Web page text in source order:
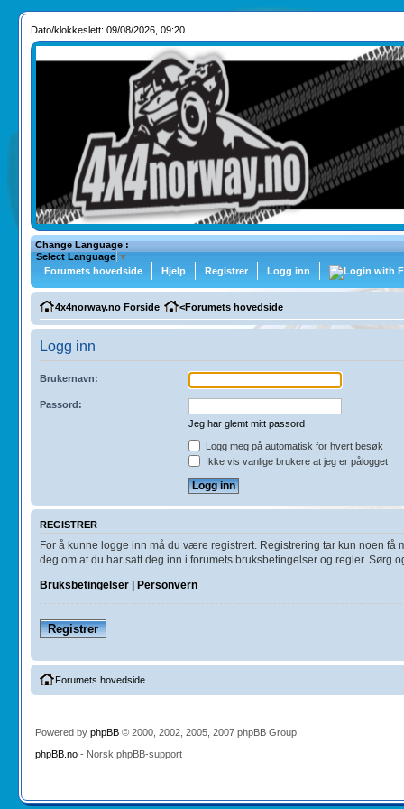
Dato/klokkeslett: 09/08/2026, 09:20
Change Language :
Select Language ▼
Forumets hovedside
Hjelp Registrer Logg inn
4x4norway.no Forside <Forumets hovedside
Logg inn
Brukernavn:
Passord:
Jeg har glemt mitt passord
Logg meg på automatisk for hvert besøk
Ikke vis vanlige brukere at jeg er pålogget
REGISTRER
For å kunne logge inn må du være registrert. Registrering tar kun noen få
deg om at du har satt deg inn i forumets bruksbetingelser og regler. Sørg
Bruksbetingelser| Personvern
Registrer
Forumets hovedside
Powered by phpBB© 2000, 2002, 2005, 2007 phpBB Group
phpBB.no- Norsk phpBB-support